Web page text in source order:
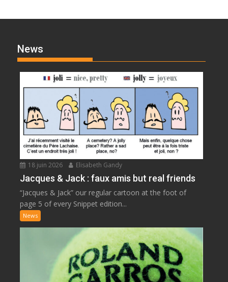
News
18 juin 2026 Elisabeth Gandy
Jacques & Jack : faux amis but real friends
“Jacques & Jack” our regular cartoon at the foot of
page 5 of every Snippet edition...
News